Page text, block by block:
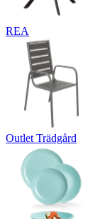
REA
Outlet Trädgård